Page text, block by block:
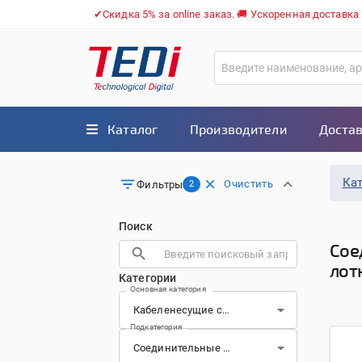
✔Скидка 5% за online заказ. 🚚 Ускоренная
Каталог Производители
Фильтры 2 Очистить
Поиск
Категории
Основная категория
Подкатегория